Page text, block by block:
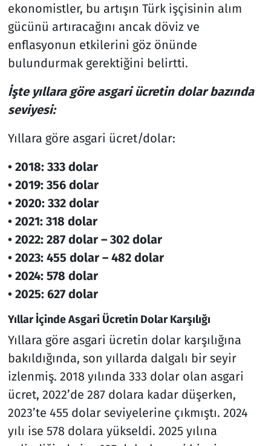
ekonomistler, bu artışın Türk işçisinin alım
gücünü artıracağını ancak döviz ve
enflasyonun etkilerini göz önünde
bulundurmak gerektiğini belirtti.
İşte yıllara göre asgari ücretin dolar bazında
seviyesi:
Yıllara göre asgari ücret/dolar:
•⁠ ⁠2018: 333 dolar
•⁠ ⁠2019: 356 dolar
•⁠ ⁠2020: 332 dolar
•⁠ ⁠2021: 318 dolar
•⁠ ⁠2022: 287 dolar – 302 dolar
•⁠ ⁠2023: 455 dolar – 482 dolar
•⁠ ⁠2024: 578 dolar
•⁠ ⁠2025: 627 dolar
Yıllar İçinde Asgari Ücretin Dolar Karşılığı
Yıllara göre asgari ücretin dolar karşılığına
bakıldığında, son yıllarda dalgalı bir seyir
izlenmiş. 2018 yılında 333 dolar olan asgari
ücret, 2022’de 287 dolara kadar düşerken,
2023’te 455 dolar seviyelerine çıkmıştı. 2024
yılı ise 578 dolara yükseldi. 2025 yılına